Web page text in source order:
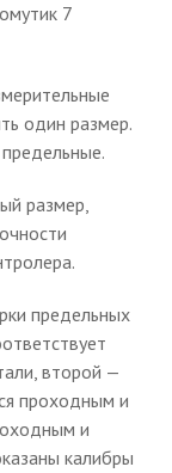
7
один размер.
размер,
предельных
второй —
проходным и
и
калибры